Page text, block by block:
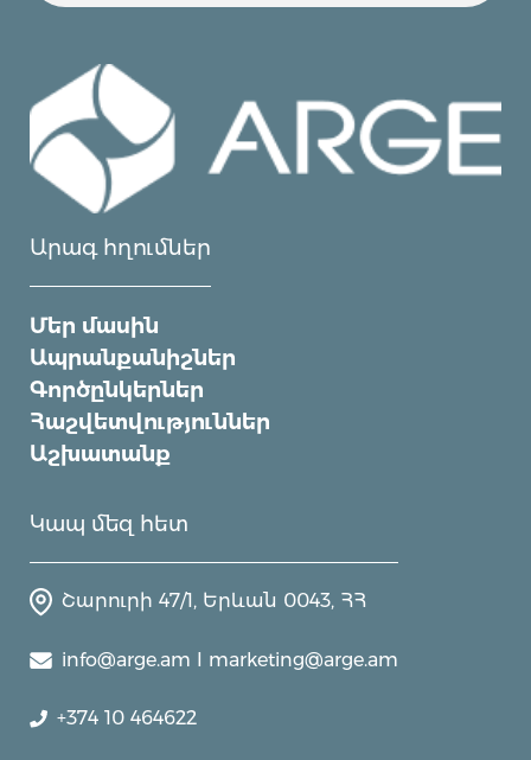
Արագ հղումներ
Մեր մասին
Ապրանքանիշներ
Գործընկերներ
Հաշվետվություններ
Աշխատանք
Կապ մեզ հետ
Շարուրի 47/1, Երևան 0043, ՀՀ
info@arge.am I marketing@arge.am
+374 10 464622